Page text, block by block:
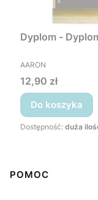
Dyplom -
PRODUCENT
AARON
Cena
12,90 zł
Do koszyka
Dostępność: duża
Linki w stopce
POMOC